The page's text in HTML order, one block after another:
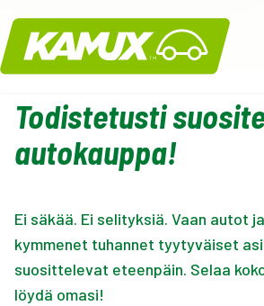
Kamux
Todistetusti
autokauppa!
Ei säkää. Ei selityksiä. Vaan autot
kymmenet tuhannet tyytyväiset
suosittelevat eteenpäin. Selaa
löydä omasi!